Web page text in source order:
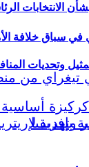
الرئاسية 2027.. ما
في سباق خلافة
وتحديات